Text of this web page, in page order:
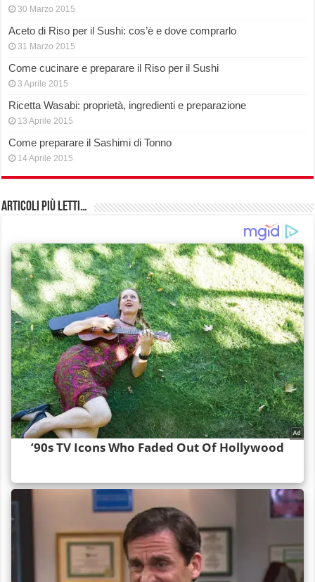
30 Marzo 2015
Aceto di Riso per il Sushi: cos’è e dove comprarlo
31 Marzo 2015
Come cucinare e preparare il Riso per il Sushi
3 Aprile 2015
Ricetta Wasabi: proprietà, ingredienti e preparazione
13 Aprile 2015
Come preparare il Sashimi di Tonno
14 Aprile 2015
Articoli più Letti…